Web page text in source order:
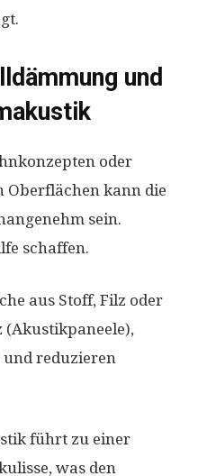
und
oder
Oberflächen kann die
sein.
schaffen.
aus Stoff, Filz oder
reduzieren
führt zu einer
was den